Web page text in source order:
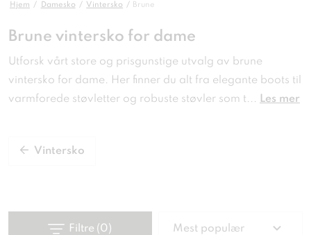
Hjem Damesko Vintersko Brune
Brune vintersko for dame
Utforsk vårt store og prisgunstige utvalg av brune
vintersko for dame. Her finner du alt fra elegante boots til
varmforede støvletter og robuste støvler som t... Les mer
Vintersko
Filtre (0) Mest populær